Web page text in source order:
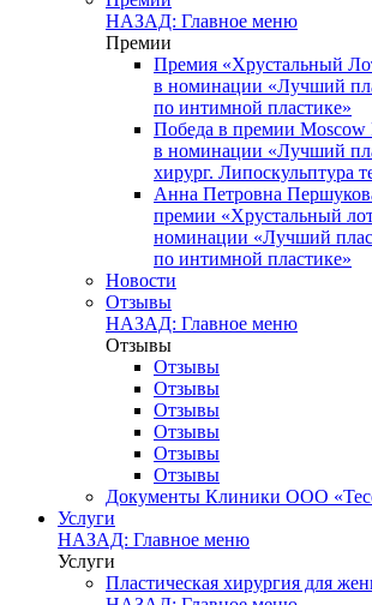
НАЗАД: Главное меню
Премии
Премия «Хрустальный
в номинации «Лучший
по интимной пластике»
Победа в премии Moscow
в номинации «Лучший
хирург. Липоскульптура
Анна Петровна
премии «Хрустальный
номинации «Лучший
по интимной пластике»
Новости
Отзывы
НАЗАД: Главное меню
Отзывы
Отзывы
Отзывы
Отзывы
Отзывы
Отзывы
Отзывы
Документы Клиники ООО
Услуги
НАЗАД: Главное меню
Услуги
Пластическая хирургия для